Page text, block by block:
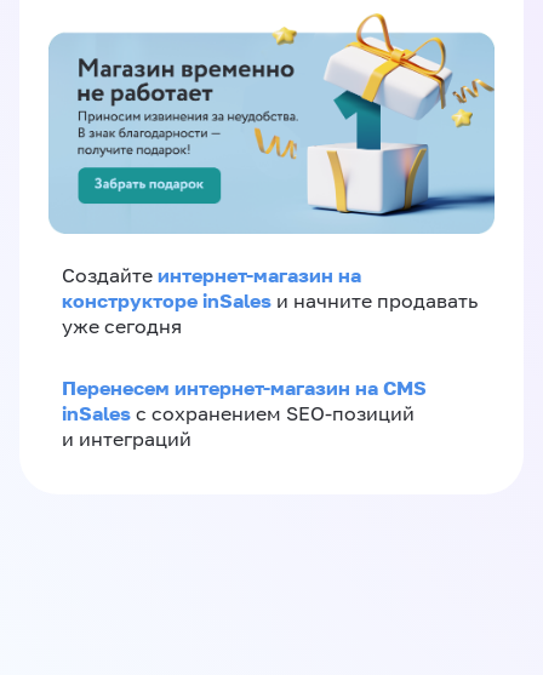
Создайте интернет-магазин на
конструкторе inSales и начните продавать
уже сегодня
Перенесем интернет-магазин на CMS
inSales с сохранением SEO-позиций
и интеграций